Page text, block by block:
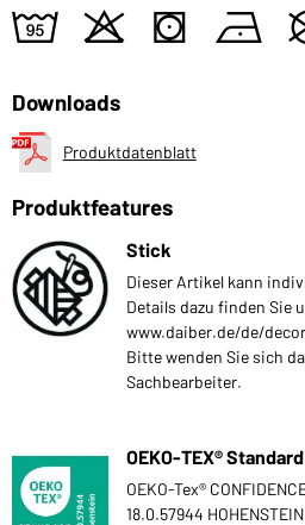
2 o s n
Downloads
Produktdatenblatt
Produktfeatures
Stick
Dieser Artikel kann
Details dazu finden Sie
www.daiber.de/de/
Bitte wenden Sie sich
Sachbearbeiter.
OEKO-TEX®
OEKO-Tex®
18.0.57944